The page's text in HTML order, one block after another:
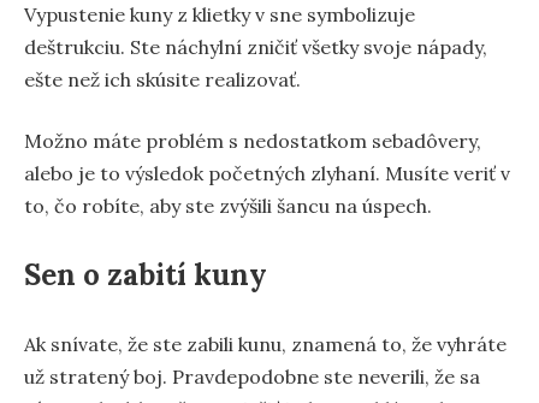
Vypustenie kuny z klietky v sne symbolizuje
deštrukciu. Ste náchylní zničiť všetky svoje nápady,
ešte než ich skúsite realizovať.
Možno máte problém s nedostatkom sebadôvery,
alebo je to výsledok početných zlyhaní. Musíte veriť v
to, čo robíte, aby ste zvýšili šancu na úspech.
Sen o zabití kuny
Ak snívate, že ste zabili kunu, znamená to, že vyhráte
už stratený boj. Pravdepodobne ste neverili, že sa